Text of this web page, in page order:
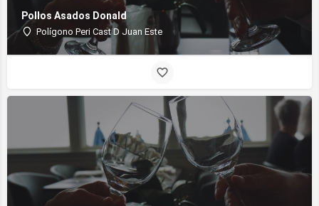
Pollos Asados Donald
Polígono Peri Cast D Juan Este